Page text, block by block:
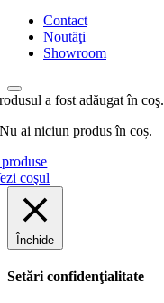
Contact
Noutăţi
Showroom
a fost adăugat în coş.
Nu ai niciun produs în coș.
coşul
Închide
Setări confidenţialitate